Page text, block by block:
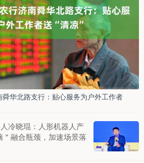
华北路支行：贴心服务为户外工作者
冷晓琨：人形机器人产
融合瓶颈，加速场景落